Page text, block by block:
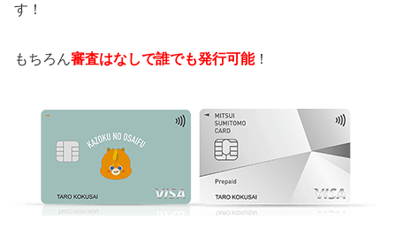
す！
もちろん審査はなしで誰でも発行可能！